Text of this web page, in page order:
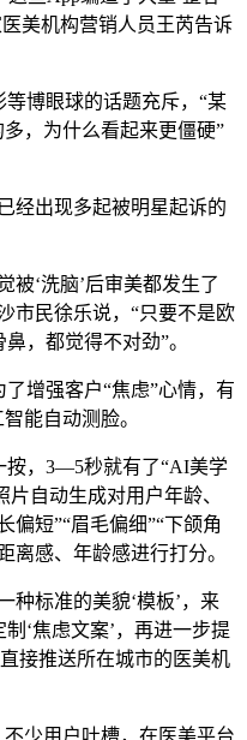
美机构营销人员王芮告诉
博眼球的话题充斥，“某
，为什么看起来更僵硬”
出现多起被明星起诉的
‘洗脑’后审美都发生了
市民徐乐说，“只要不是欧
，都觉得不对劲”。
强客户“焦虑”心情，有
能自动测脸。
，3—5秒就有了“AI美学
自动生成对用户年龄、
偏短”“眉毛偏细”“下颌角
离感、年龄感进行打分。
标准的美貌‘模板’，来
‘焦虑文案’，再进一步提
接推送所在城市的医美机
用户吐槽，在医美平台